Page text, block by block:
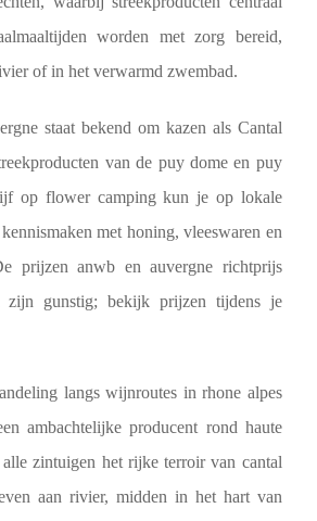
worden met zorg bereid,
of in het verwarmd zwembad.
staat bekend om kazen als Cantal
van de puy dome en puy
op flower camping kun je op lokale
met honing, vleeswaren en
prijzen anwb en auvergne richtprijs
zijn gunstig; bekijk prijzen tijdens je
langs wijnroutes in rhone alpes
ambachtelijke producent rond haute
zintuigen het rijke terroir van cantal
aan rivier, midden in het hart van